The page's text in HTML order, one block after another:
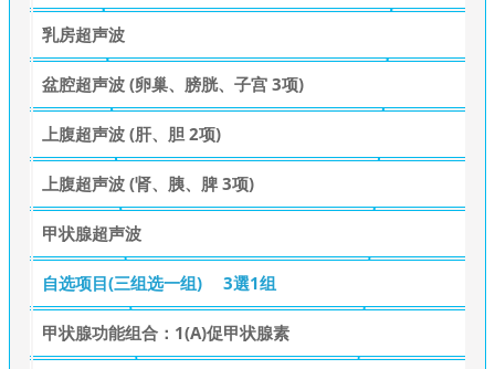
乳房超声波
盆腔超声波 (卵巢、膀胱、子宫 3项)
上腹超声波 (肝、胆 2项)
上腹超声波 (肾、胰、脾 3项)
甲状腺超声波
自选项目(三组选一组) 3選1组
甲状腺功能组合：1(A)促甲状腺素